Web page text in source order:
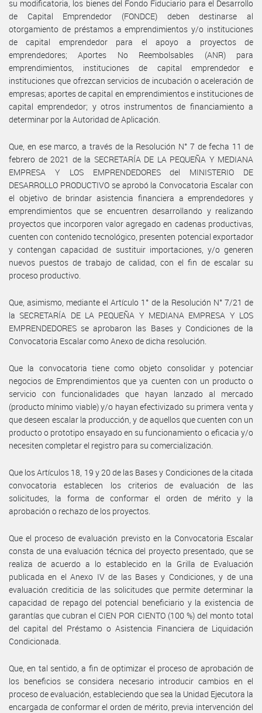
su modificatoria, los bienes del Fondo Fiduciario para el Desarrollo
de Capital Emprendedor (FONDCE) deben destinarse al
otorgamiento de préstamos a emprendimientos y/o instituciones
de capital emprendedor para el apoyo a proyectos de
emprendedores; Aportes No Reembolsables (ANR) para
emprendimientos, instituciones de capital emprendedor e
instituciones que ofrezcan servicios de incubación o aceleración de
empresas; aportes de capital en emprendimientos e instituciones de
capital emprendedor; y otros instrumentos de financiamiento a
determinar por la Autoridad de Aplicación.
Que, en ese marco, a través de la Resolución N° 7 de fecha 11 de
febrero de 2021 de la SECRETARÍA DE LA PEQUEÑA Y MEDIANA
EMPRESA Y LOS EMPRENDEDORES del MINISTERIO DE
DESARROLLO PRODUCTIVO se aprobó la Convocatoria Escalar con
el objetivo de brindar asistencia financiera a emprendedores y
emprendimientos que se encuentren desarrollando y realizando
proyectos que incorporen valor agregado en cadenas productivas,
cuenten con contenido tecnológico, presenten potencial exportador
y contengan capacidad de sustituir importaciones, y/o generen
nuevos puestos de trabajo de calidad, con el fin de escalar su
proceso productivo.
Que, asimismo, mediante el Artículo 1° de la Resolución N° 7/21 de
la SECRETARÍA DE LA PEQUEÑA Y MEDIANA EMPRESA Y LOS
EMPRENDEDORES se aprobaron las Bases y Condiciones de la
Convocatoria Escalar como Anexo de dicha resolución.
Que la convocatoria tiene como objeto consolidar y potenciar
negocios de Emprendimientos que ya cuenten con un producto o
servicio con funcionalidades que hayan lanzado al mercado
(producto mínimo viable) y/o hayan efectivizado su primera venta y
que deseen escalar la producción, y de aquellos que cuenten con un
producto o prototipo ensayado en su funcionamiento o eficacia y/o
necesiten completar el registro para su comercialización.
Que los Artículos 18, 19 y 20 de las Bases y Condiciones de la citada
convocatoria establecen los criterios de evaluación de las
solicitudes, la forma de conformar el orden de mérito y la
aprobación o rechazo de los proyectos.
Que el proceso de evaluación previsto en la Convocatoria Escalar
consta de una evaluación técnica del proyecto presentado, que se
realiza de acuerdo a lo establecido en la Grilla de Evaluación
publicada en el Anexo IV de las Bases y Condiciones, y de una
evaluación crediticia de las solicitudes que permite determinar la
capacidad de repago del potencial beneficiario y la existencia de
garantías que cubran el CIEN POR CIENTO (100 %) del monto total
del capital del Préstamo o Asistencia Financiera de Liquidación
Condicionada.
Que, en tal sentido, a fin de optimizar el proceso de aprobación de
los beneficios se considera necesario introducir cambios en el
proceso de evaluación, estableciendo que sea la Unidad Ejecutora la
encargada de conformar el orden de mérito, previa intervención del